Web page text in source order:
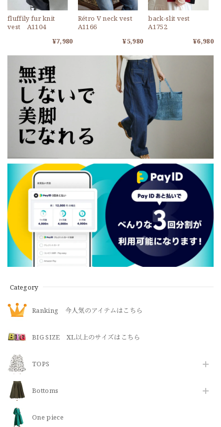
Category
Ranking 今人気のアイテムはこちら
BIG SIZE XL以上のサイズはこちら
TOPS
Bottoms
One piece
fluffily fur knit
vest A1104
¥7,980
Rétro V neck vest
A1166
¥5,980
back-slit vest
A1752
¥6,980